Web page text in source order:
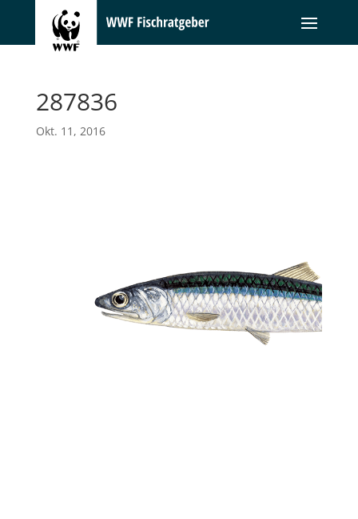
287836
Okt. 11, 2016